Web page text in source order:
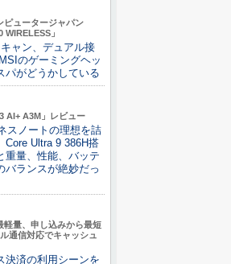
ピュータージャパン
WIRELESS」
ャン、デュアル接
のゲーミングヘッ
パがどうかしている
AI+ A3M」レビュー
スノートの理想を詰
Core Ultra 9 386H搭
重量、性能、バッテ
バランスが絶妙だっ
軽量、申し込みから最短
通信対応でキャッシュ
決済の利用シーンを